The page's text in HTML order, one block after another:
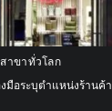
าขาทั่วโลก
มือระบุตำแหน่งร้านค้า